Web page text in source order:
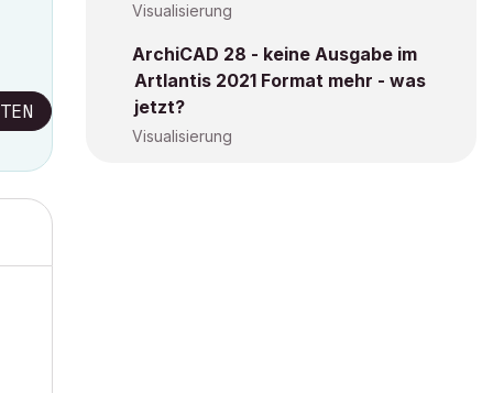
Visualisierung
ArchiCAD 28 - keine Ausgabe im
Artlantis 2021 Format mehr - was
jetzt?
Visualisierung